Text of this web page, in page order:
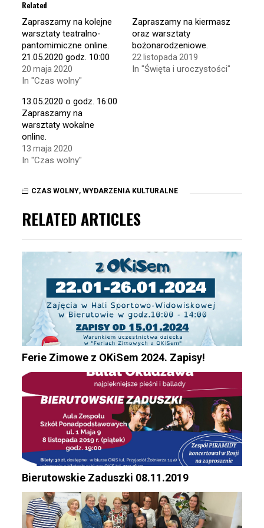
in
new
window) window)
Related
Zapraszamy na kolejne
warsztaty teatralno-
pantomimiczne online.
21.05.2020 godz. 10:00
20 maja 2020
In "Czas wolny"
Zapraszamy na kiermasz
oraz warsztaty
bożonarodzeniowe.
22 listopada 2019
In "Święta i uroczystości"
13.05.2020 o godz. 16:00
Zapraszamy na
warsztaty wokalne
online.
13 maja 2020
In "Czas wolny"
CZAS WOLNY,WYDARZENIA KULTURALNE
RELATED ARTICLES
Ferie Zimowe z OKiSem 2024. Zapisy!
Bierutowskie Zaduszki 08.11.2019